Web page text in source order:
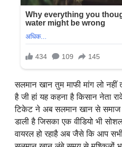
सलमान खान तुम माफी मांग लो नहीं
है जी हां यह कहना है किसान नेता
टिकेट ने अब सलमान खान से
डाली है जिसका एक वीडियो भी
वायरल हो रहाहै अब जैसे कि आप